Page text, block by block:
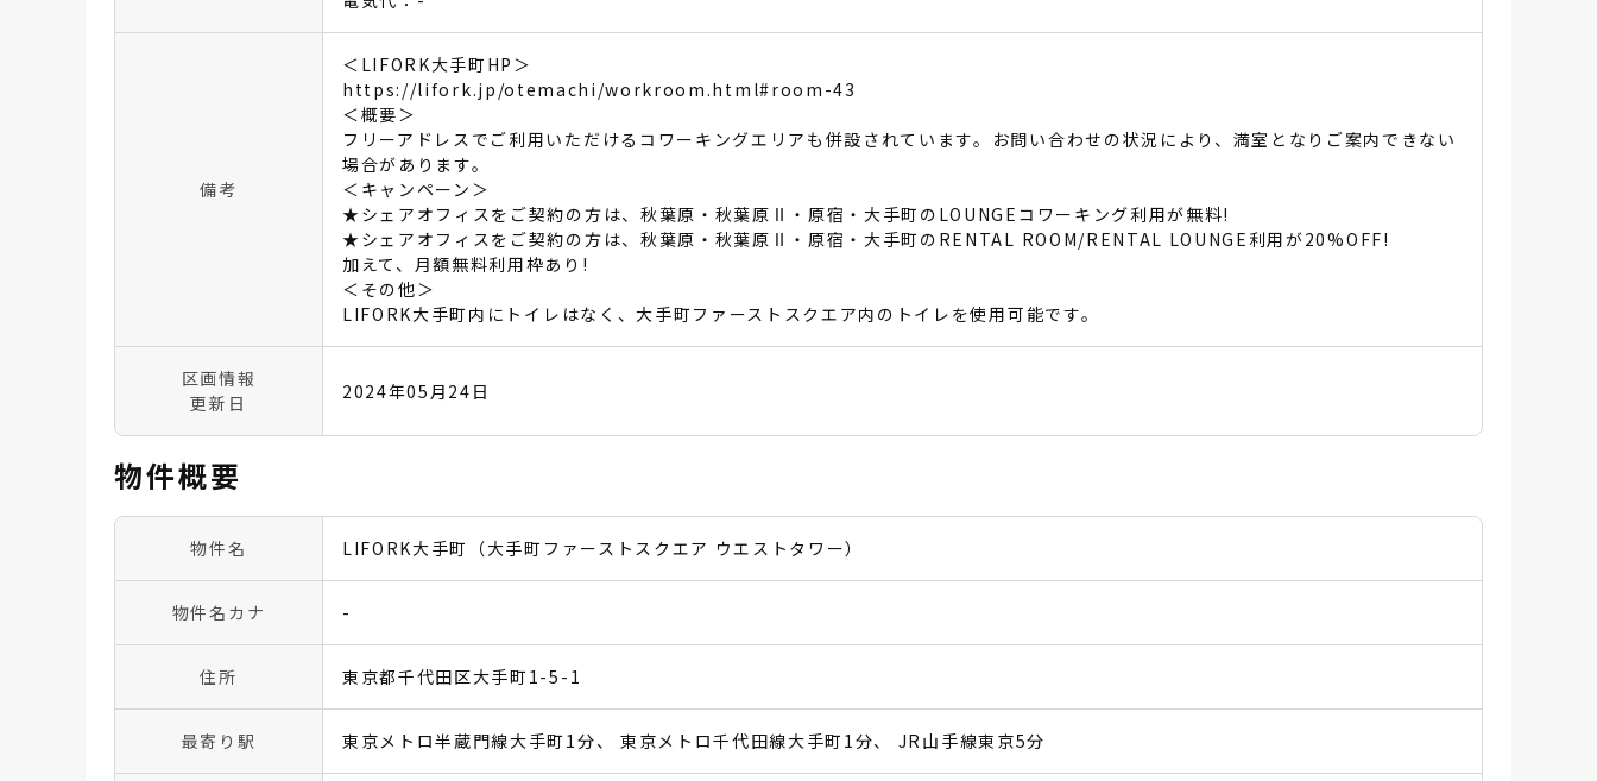
備考
＜LIFORK大手町HP＞
https://lifork.jp/otemachi/workroom.html#room-43
＜概要＞
フリーアドレスでご利用いただけるコワーキングエリアも併設されています。お問い合わせの状況により、満室となりご案内できない
場合があります。
＜キャンペーン＞
★シェアオフィスをご契約の方は、秋葉原・秋葉原Ⅱ・原宿・大手町のLOUNGEコワーキング利用が無料!
★シェアオフィスをご契約の方は、秋葉原・秋葉原Ⅱ・原宿・大手町のRENTAL ROOM/RENTAL LOUNGE利用が20%OFF!
加えて、月額無料利用枠あり!
＜その他＞
LIFORK大手町内にトイレはなく、大手町ファーストスクエア内のトイレを使用可能です。
区画情報
更新日
2024年05月24日
物件概要
物件名 LIFORK大手町（大手町ファーストスクエア ウエストタワー）
物件名カナ -
住所 東京都千代田区大手町1-5-1
最寄り駅 東京メトロ半蔵門線大手町1分 東京メトロ千代田線大手町1分 JR山手線東京5分